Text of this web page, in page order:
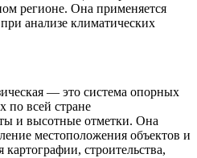
регионе. Она применяется
анализе климатических
— это система опорных
по всей стране
и высотные отметки. Она
местоположения объектов и
строительства,